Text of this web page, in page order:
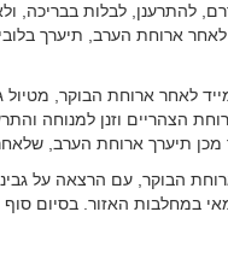
להתרענן, לבלות בבריכה,
ארוחת הערב, תיערך
לאחר ארוחת הבוקר,
הצהריים וזנן למנוחה
מכן תיערך ארוחת הערב,
הבוקר, עם הרצאה על
במחלבות האזור. בסיום